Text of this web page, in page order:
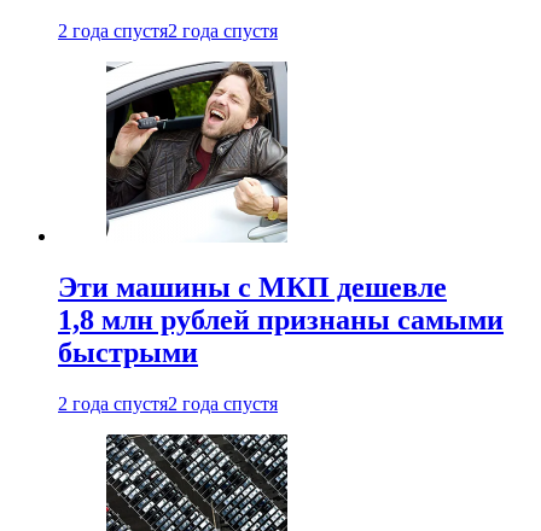
2 года спустя2 года спустя
Эти машины с МКП дешевле
1,8 млн рублей признаны самыми
быстрыми
2 года спустя2 года спустя